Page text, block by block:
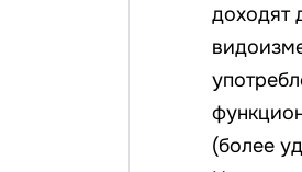
доходят
(более